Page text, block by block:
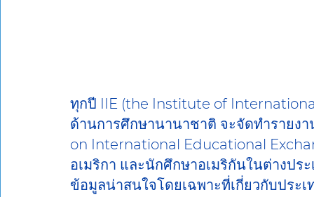
ทุกปี IIE (the Institute of
ด้านการศึกษานานาชาติ จะจัดทำรายง
on International Educational
อเมริกา และนักศึกษาอเมริกันในต่างปร
ข้อมูลน่าสนใจโดยเฉพาะที่เกี่ยวกับประ